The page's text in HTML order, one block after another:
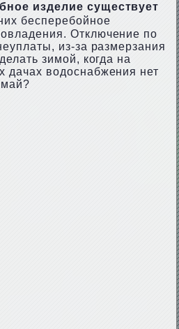
изделие существует
бесперебойное
Отключение по
из-за размерзания
зимой, когда на
дачах водоснабжения нет
май?